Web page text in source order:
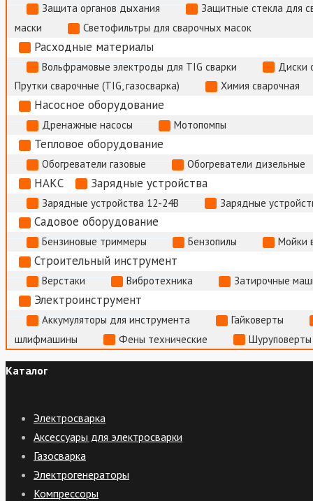
Защита органов дыхания
Защитные стекла для
маски
Светофильтры для сварочных масок
Расходные материалы
Вольфрамовые электроды для TIG сварки
Диски
Прутки сварочные (TIG, газосварка)
Химия сварочная
Насосное оборудование
Дренажные насосы Мотопомпы
Тепловое оборудование
Обогреватели газовые Обогреватели дизельные
НАКС Зарядные устройства
Зарядные устройства 12-24В Зарядные
Садовое оборудование
Бензиновые триммеры Бензопилы Мойки
Строительный инструмент
Верстаки Вибротехника Затирочные
Электроинструмент
Аккумуляторы для инструмента
Гайковерты
шлифмашины
Фены технические
Каталог
Электросварка
Аксессуары для электросварки
Газосварка
Электрогенераторы
Компрессоры